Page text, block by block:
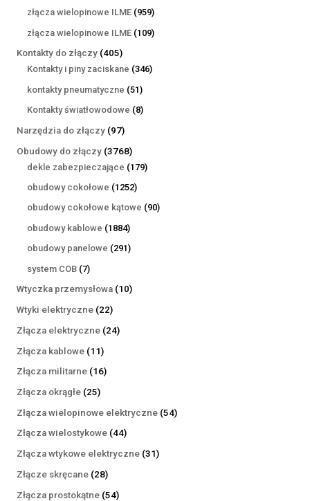
produktów
złącza wielopinowe ILME 959959
produktów
złącza wielopinowe ILME 109109
Kontakty do złączy 405405
produktów
Kontakty i piny zaciskane 346346
kontakty pneumatyczne 5151
produktów
Kontakty światłowodowe 88
Narzędzia do złączy 9797
produktów
Obudowy do złączy 37683768
produktów
dekle zabezpieczające 179179
obudowy cokołowe 12521252
produkty
obudowy cokołowe kątowe 9090
obudowy kablowe 18841884
produkty
obudowy panelowe 291291
system COB 77
produktów
Wtyczka przemysłowa 1010
Wtyki elektryczne 2222
produkty
Złącza elektryczne 2424
Złącza kablowe 1111
produktów
Złącza militarne 1616
Złącza okrągłe 2525
produktów
Złącza wielopinowe elektryczne 5454
Złącza wielostykowe 4444
produkty
Złącza wtykowe elektryczne 3131
Złącze skręcane 2828
produktów
Złącza prostokątne 5454